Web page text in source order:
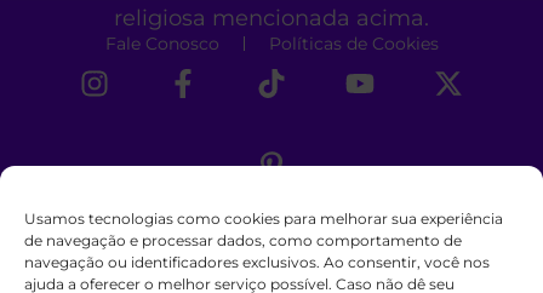
Usamos tecnologias como cookies para melhorar sua experiência
de navegação e processar dados, como comportamento de
navegação ou identificadores exclusivos. Ao consentir, você nos
ajuda a oferecer o melhor serviço possível. Caso não dê seu
religiosa mencionada acima.
Fale Conosco Políticas de Cookies